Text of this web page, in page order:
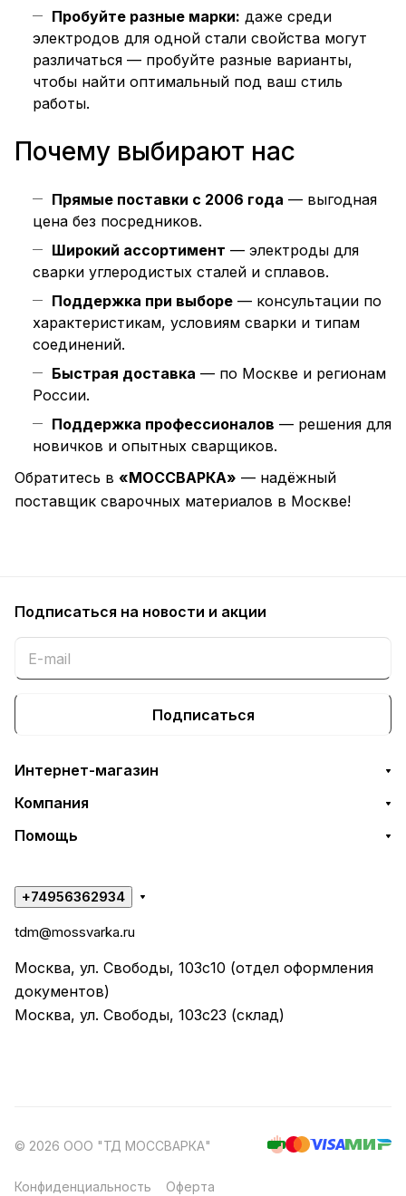
Пробуйте разные марки: даже среди
электродов для одной стали свойства могут
различаться — пробуйте разные варианты,
чтобы найти оптимальный под ваш стиль
работы.
Почему выбирают нас
Прямые поставки с 2006 года — выгодная
цена без посредников.
Широкий ассортимент — электроды для
сварки углеродистых сталей и сплавов.
Поддержка при выборе — консультации по
характеристикам, условиям сварки и типам
соединений.
Быстрая доставка — по Москве и регионам
России.
Поддержка профессионалов — решения для
новичков и опытных сварщиков.
Обратитесь в «МОССВАРКА» — надёжный
поставщик сварочных материалов в Москве!
Подписаться на новости и акции
Подписаться
Интернет-магазин
Компания
Помощь
+74956362934
tdm@mossvarka.ru
Москва, ул. Свободы, 103с10 (отдел оформления
документов)
Москва, ул. Свободы, 103с23 (склад)
© 2026 ООО "ТД МОССВАРКА"
Конфиденциальность Оферта